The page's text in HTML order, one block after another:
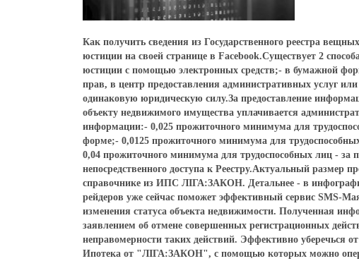
Как получить сведения из Государственного реестра
юстиции на своей странице в Facebook.Существует 2
юстиции с помощью электронных средств;- в бумажной
прав, в центр предоставления административных услуг
одинаковую юридическую силу.За предоставление
объекту недвижимого имущества уплачивается
информации:- 0,025 прожиточного минимума для
форме;- 0,0125 прожиточного минимума для
0,04 прожиточного минимума для трудоспособных лиц - за
непосредственного доступа к Реестру.Актуальный
справочнике из ИПС ЛІГА:ЗАКОН. Детальнее - в
рейдеров уже сейчас поможет эффективный сервис
изменения статуса объекта недвижимости. Полученная
заявлением об отмене совершенных регистрационных
неправомерности таких действий. Эффективно уберечься
Ипотека от "ЛІГА:ЗАКОН", с помощью которых можно